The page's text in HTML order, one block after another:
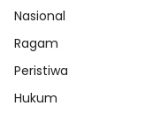
Nasional
Ragam
Peristiwa
Hukum